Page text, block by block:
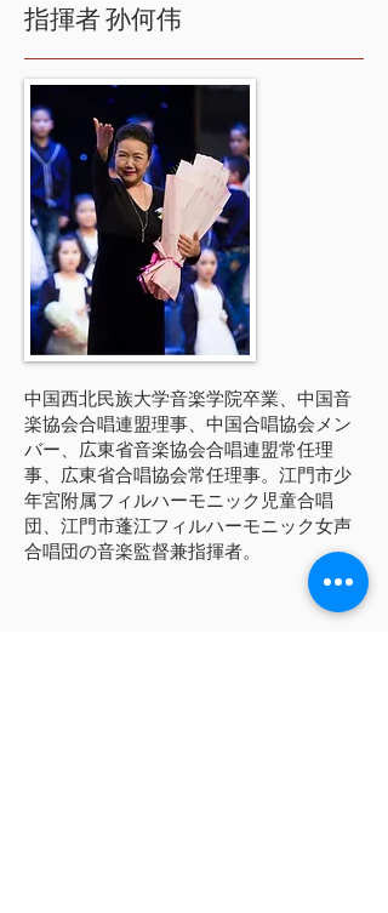
指揮者孙何伟
中国西北民族大学音楽学院卒業、中国音
楽協会合唱連盟理事、中国合唱協会メン
バー、広東省音楽協会合唱連盟常任理
事、広東省合唱協会常任理事。江門市少
年宮附属フィルハーモニック児童合唱
団、江門市蓬江フィルハーモニック女声
合唱団の音楽監督兼指揮者。